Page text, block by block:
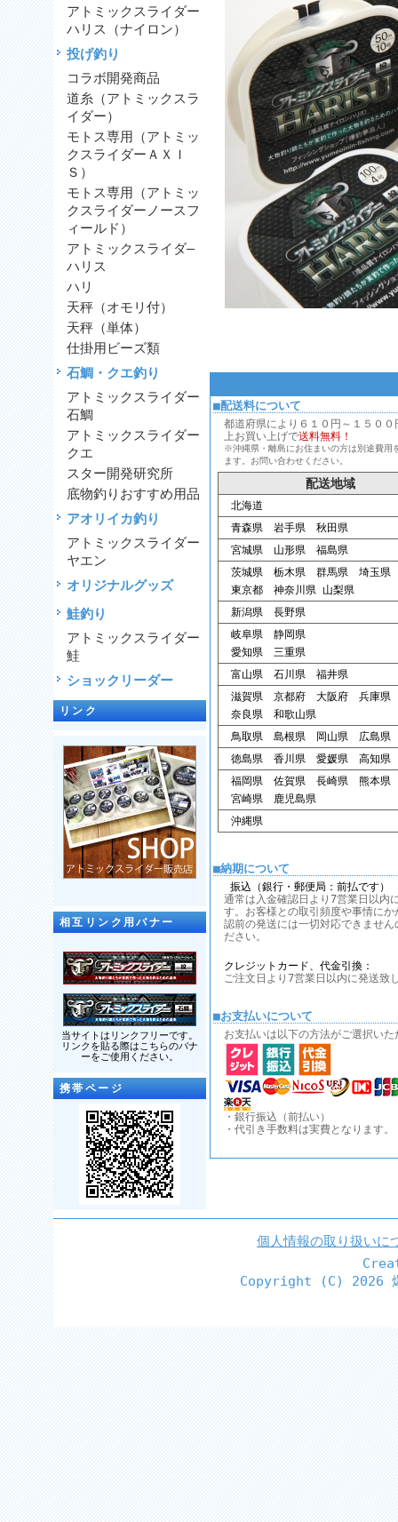
アトミックスライダー
ハリス（ナイロン）
投げ釣り
コラボ開発商品
道糸（アトミックスラ
イダー）
モトス専用（アトミッ
クスライダーＡＸＩ
Ｓ）
モトス専用（アトミッ
クスライダーノースフ
ィールド）
アトミックスライダ―
ハリス
ハリ
天秤（オモリ付）
天秤（単体）
仕掛用ビーズ類
石鯛・クエ釣り
アトミックスライダー
石鯛
アトミックスライダー
クエ
スター開発研究所
底物釣りおすすめ用品
アオリイカ釣り
アトミックスライダー
ヤエン
オリジナルグッズ
鮭釣り
アトミックスライダー
鮭
ショックリーダー
リンク
相互リンク用バナー
当サイトはリンクフリーです。
リンクを貼る際はこちらのバナ
ーをご使用ください。
携帯ページ
■配送料について
都道府県により６１０円～１５０
上お買い上げで送料無料！
※沖縄県・離島にお住まいの方は別途費用
ます。お問い合わせください。
配送地域
北海道
青森県 岩手県 秋田県
宮城県 山形県 福島県
茨城県 栃木県 群馬県 埼玉県
東京都 神奈川県 山梨県
新潟県 長野県
岐阜県 静岡県
愛知県 三重県
富山県 石川県 福井県
滋賀県 京都府 大阪府 兵庫県
奈良県 和歌山県
鳥取県 島根県 岡山県 広島県
徳島県 香川県 愛媛県 高知県
福岡県 佐賀県 長崎県 熊本県
宮崎県 鹿児島県
沖縄県
■納期について
振込（銀行・郵便局：前払です）
通常は入金確認日より7営業日以内
す。お客様との取引頻度や事情に
認前の発送には一切対応できませ
ださい。
クレジットカード、代金引換：
ご注文日より7営業日以内に発送致
■お支払いについて
お支払いは以下の方法がご選択いた
・銀行振込（前払い）
・代引き手数料は実費となります。
個人情報の取り扱いに
Copyright (C) 2026